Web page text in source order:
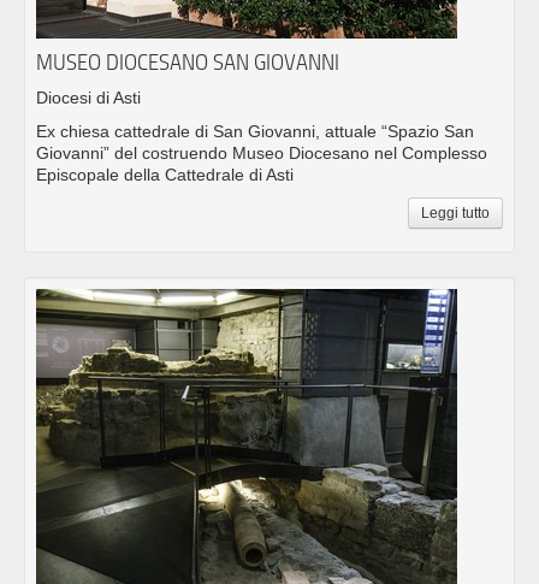
MUSEO DIOCESANO SAN GIOVANNI
Diocesi di Asti
Ex chiesa cattedrale di San Giovanni, attuale “Spazio San
Giovanni” del costruendo Museo Diocesano nel Complesso
Episcopale della Cattedrale di Asti
Leggi tutto